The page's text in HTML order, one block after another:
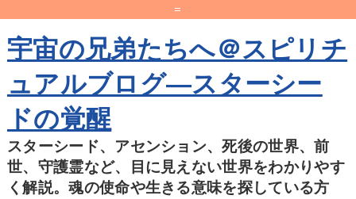
=
宇宙の兄弟たちへ＠スピリチ
ュアルブログ―スターシー
ドの覚醒
スターシード、アセンション、死後の世界、前
世、守護霊など、目に見えない世界をわかりやす
く解説。魂の使命や生きる意味を探している方